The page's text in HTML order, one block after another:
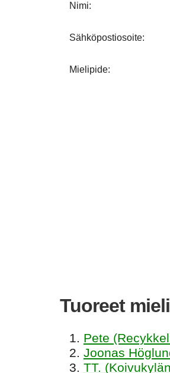
Nimi:
Sähköpostiosoite:
Mielipide:
Tuoreet
Pete
Joonas
TT.